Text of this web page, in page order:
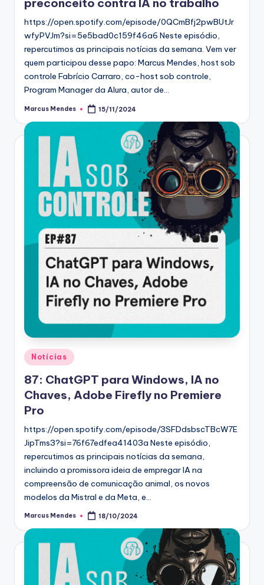
preconceito contra IA no trabalho
https://open.spotify.com/episode/0QCmBfj2pwBUtJr
wfyPVJm?si=5e5bad0c159f46a6 Neste episódio,
repercutimos as principais notícias da semana. Vem ver
quem participou desse papo: Marcus Mendes, host sob
controle Fabrício Carraro, co-host sob controle,
Program Manager da Alura, autor de…
Posted
Marcus Mendes 15/11/2024
Posted
in
Notícias
87: ChatGPT para Windows, IA no
Chaves, Adobe Firefly no Premiere
Pro
https://open.spotify.com/episode/3SFDdsbscTBcW7E
JipTms3?si=76f67edfea41403a Neste episódio,
repercutimos as principais notícias da semana,
incluindo a promissora ideia de empregar IA na
compreensão de comunicação animal, os novos
modelos da Mistral e da Meta, e…
Posted
Marcus Mendes 18/10/2024